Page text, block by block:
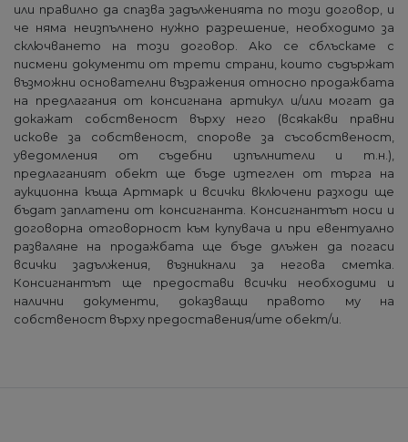
или правилно да спазва задълженията по този договор, и
че няма неизпълнено нужно разрешение, необходимо за
сключването на този договор. Ако се сблъскаме с
писмени документи от трети страни, които съдържат
възможни основателни възражения относно продажбата
на предлагания от консигнана артикул и/или могат да
докажат собственост върху него (всякакви правни
искове за собственост, спорове за съсобственост,
уведомления от съдебни изпълнители и т.н.),
предлаганият обект ще бъде изтеглен от търга на
аукционна къща Артмарк и всички включени разходи ще
бъдат заплатени от консигнанта. Консигнантът носи и
договорна отговорност към купувача и при евентуално
разваляне на продажбата ще бъде длъжен да погаси
всички задължения, възникнали за негова сметка.
Консигнантът ще предостави всички необходими и
налични документи, доказващи правото му на
собственост върху предоставения/ите обект/и.